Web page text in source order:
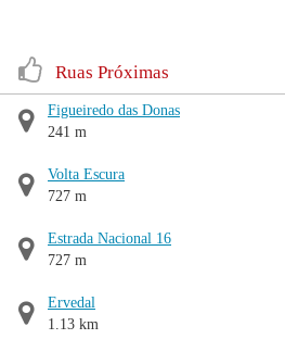
Ruas Próximas
Figueiredo das Donas
241 m
Volta Escura
727 m
Estrada Nacional 16
727 m
Ervedal
1.13 km